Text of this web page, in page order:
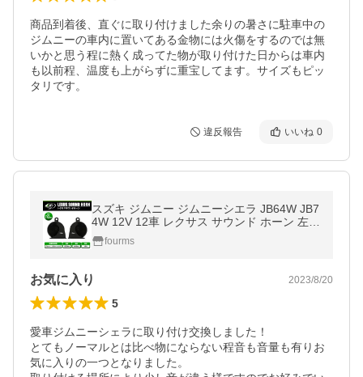
商品到着後、直ぐに取り付けました余りの暑さに駐車中の
ジムニーの車内に置いてある金物には火傷をするのでは無
いかと思う程に熱く成ってた物が取り付けた日からは車内
も以前程、温度も上がらずに重宝してます。サイズもピッ
タリです。
違反報告 いいね 0
スズキ ジムニー ジムニーシエラ JB64W JB7
4W 12V 12車 レクサス サウンド ホーン 左右
セット 専用カプラー クラクション
fourms
お気に入り 2023/8/20
5
愛車ジムニーシェラに取り付け交換しました！
とてもノーマルとは比べ物にならない程音も音量も有りお
気に入りの一つとなりました。